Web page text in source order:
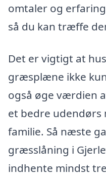
omtaler og
så du kan træffe
Det er vigtigt at
græsplæne ikke
også øge værdien
et bedre udendørs
familie. Så næste
græsslåning i
indhente mindst